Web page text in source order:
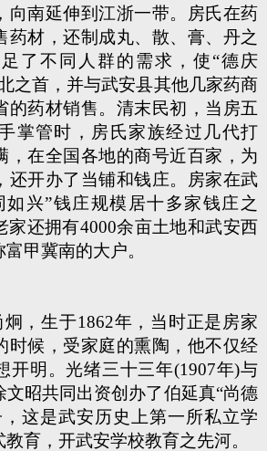
向南延伸到江浙一带。房氏在药
药材，还制成丸、散、膏、丹之
了不同人群的需求，使“德庆
之首，并与武安县其他几家药商
的药材销售。清末民初，当房五
掌管时，房氏家族经过几代打
，在全国各地的商号近百家，为
还开办了当铺和钱庄。房家在武
如兴”钱庄规模居十多家钱庄之
家还拥有4000余亩土地和武安西
甲冀南的大户。
，生于1862年，当时正是房家
时候，受家庭的熏陶，他不仅经
开明。光绪三十三年(1907年)与
文昭共同出资创办了伯延真“尚德
这是武安历史上第一所私立学
育，开武安学校教育之先河。